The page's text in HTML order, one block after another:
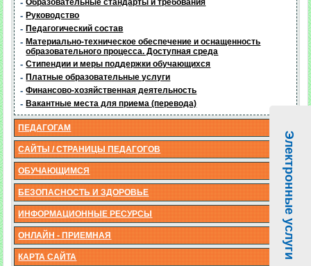
-
- Руководство
- Педагогический состав
- Материально-техническое обеспечение и оснащенность
образовательного процесса. Доступная среда
- Стипендии и меры поддержки обучающихся
- Платные образовательные услуги
- Финансово-хозяйственная деятельность
- Вакантные места для приема (перевода)
ПЕДАГОГАМ
САЙТЫ / СТРАНИЦЫ ПЕДАГОГОВ
ОБУЧАЮЩИМСЯ
БЕЗОПАСНОСТЬ И ЗДОРОВЬЕ
ИНФОРМАЦИОННЫЕ РЕСУРСЫ
ОНЛАЙН - ПРИЕМНАЯ
КАРТА САЙТА Электронные услуги